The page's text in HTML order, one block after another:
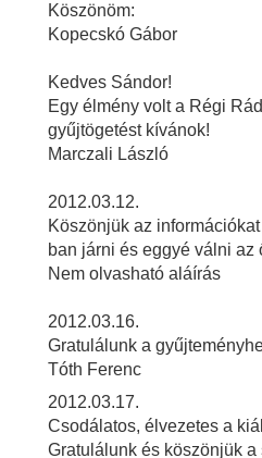
Köszönöm:
Kopecskó Gábor
Kedves Sándor!
Egy élmény volt a Régi
gyűjtögetést kívánok!
Marczali László
2012.03.12.
Köszönjük az
ban járni és eggyé válni az
Nem olvasható aláírás
2012.03.16.
Gratulálunk a
Tóth Ferenc
2012.03.17.
Csodálatos, élvezetes a
Gratulálunk és köszönjük